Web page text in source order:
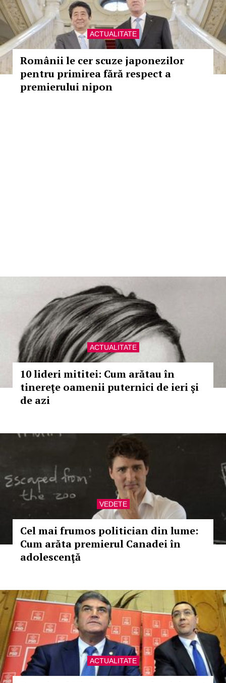
ACTUALITATE
Românii le cer scuze japonezilor
pentru primirea fără respect a
premierului nipon
ACTUALITATE
10 lideri mititei: Cum arătau în
tinereţe oamenii puternici de ieri şi
de azi
VEDETE
Cel mai frumos politician din lume:
Cum arăta premierul Canadei în
adolescenţă
ACTUALITATE